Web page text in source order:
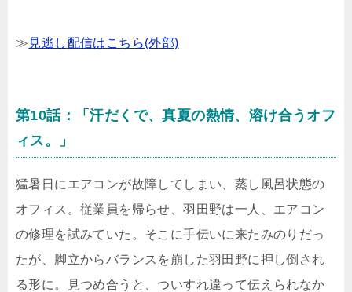
≫ 見逃し配信はこちら(外部)
第10話：「汗だくで、真夏の熱情、溶け合うオフ
ィス。」
猛暑日にエアコンが故障してしまい、蒸し風呂状態の
オフィス。従業員を帰らせ、羽田野は一人、エアコン
の修理を試みていた。そこに手伝いに来たみのりだっ
たが、脚立からバランスを崩した羽田野に押し倒され
る形に。見つめ合うと、ついすれ違って伝えられなか